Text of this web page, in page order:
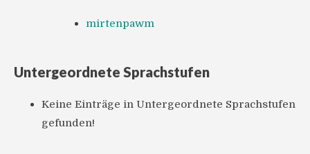
mirtenpawm
Untergeordnete Sprachstufen
Keine Einträge in Untergeordnete Sprachstufen
gefunden!